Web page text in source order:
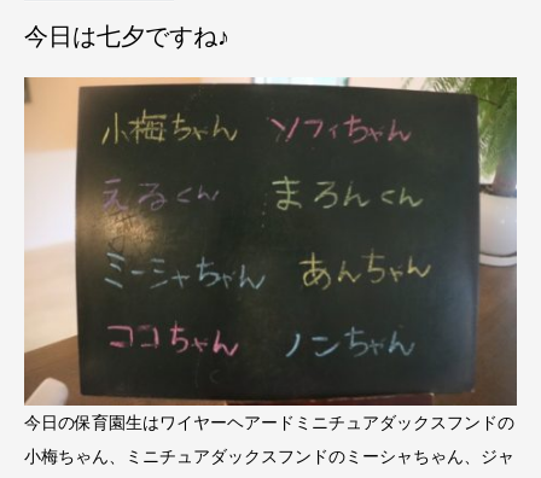
今日は七夕ですね♪
今日の保育園生はワイヤーヘアードミニチュアダックスフンドの
小梅ちゃん、ミニチュアダックスフンドのミーシャちゃん、ジャ